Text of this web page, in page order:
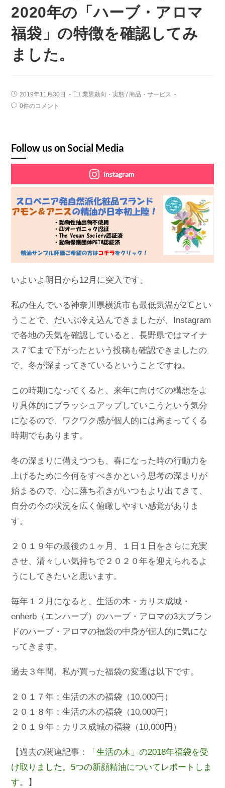
2020年の「ハーブ・アロマ
福袋」の特徴を確認してみ
ました。
2019年11月30日 業界動向・実態 / 商品・サービス
0件のコメント
Follow us on Social Media
instagram
いよいよ明日から12月に突入です。
私の住んでいる神奈川県横浜市も最低気温が2℃とい
うことで、だいぶ冷え込んできましたが、Instagram
で各地の天気を確認していると、長野県ではマイナ
ス７℃まで下がったという投稿も確認できましたの
で、冬が深まってきているということですね。
この時期になってくると、来年に向けての構想をよ
り具体的にブラッシュアップしていこうという気分
になるので、ワクワク感が個人的には高まってくる
時期でもあります。
冬の深まりに備えつつも、春になった時の行動力を
上げるために今何をすべきかという思考の深まりが
始まるので、心に落ち着きがいつもより出てきて、
自分の今の状況を広く俯瞰しやすい感覚がありま
す。
２０１９年の最後の１ヶ月、１日１日をさらに充実
させ、清々しい気持ちで２０２０年を迎えられるよ
うにしてきたいと思います。
毎年１２月になると、生活の木・カリス成城・
enherb（エンハーブ）のハーブ・アロマの3大ブラン
ドのハーブ・アロマの福袋の中身が個人的に気にな
ってきます。
過去３年間、私が買った福袋の変遷は以下です。
２０１７年：生活の木の福袋（10,000円）
２０１８年：生活の木の福袋（10,000円）
２０１９年：カリス成城の福袋（10,000円）
【過去の関連記事：
「生活の木」の2018年福袋を受
け取りました。5つの新顔精油についてレポートしま
す。
】